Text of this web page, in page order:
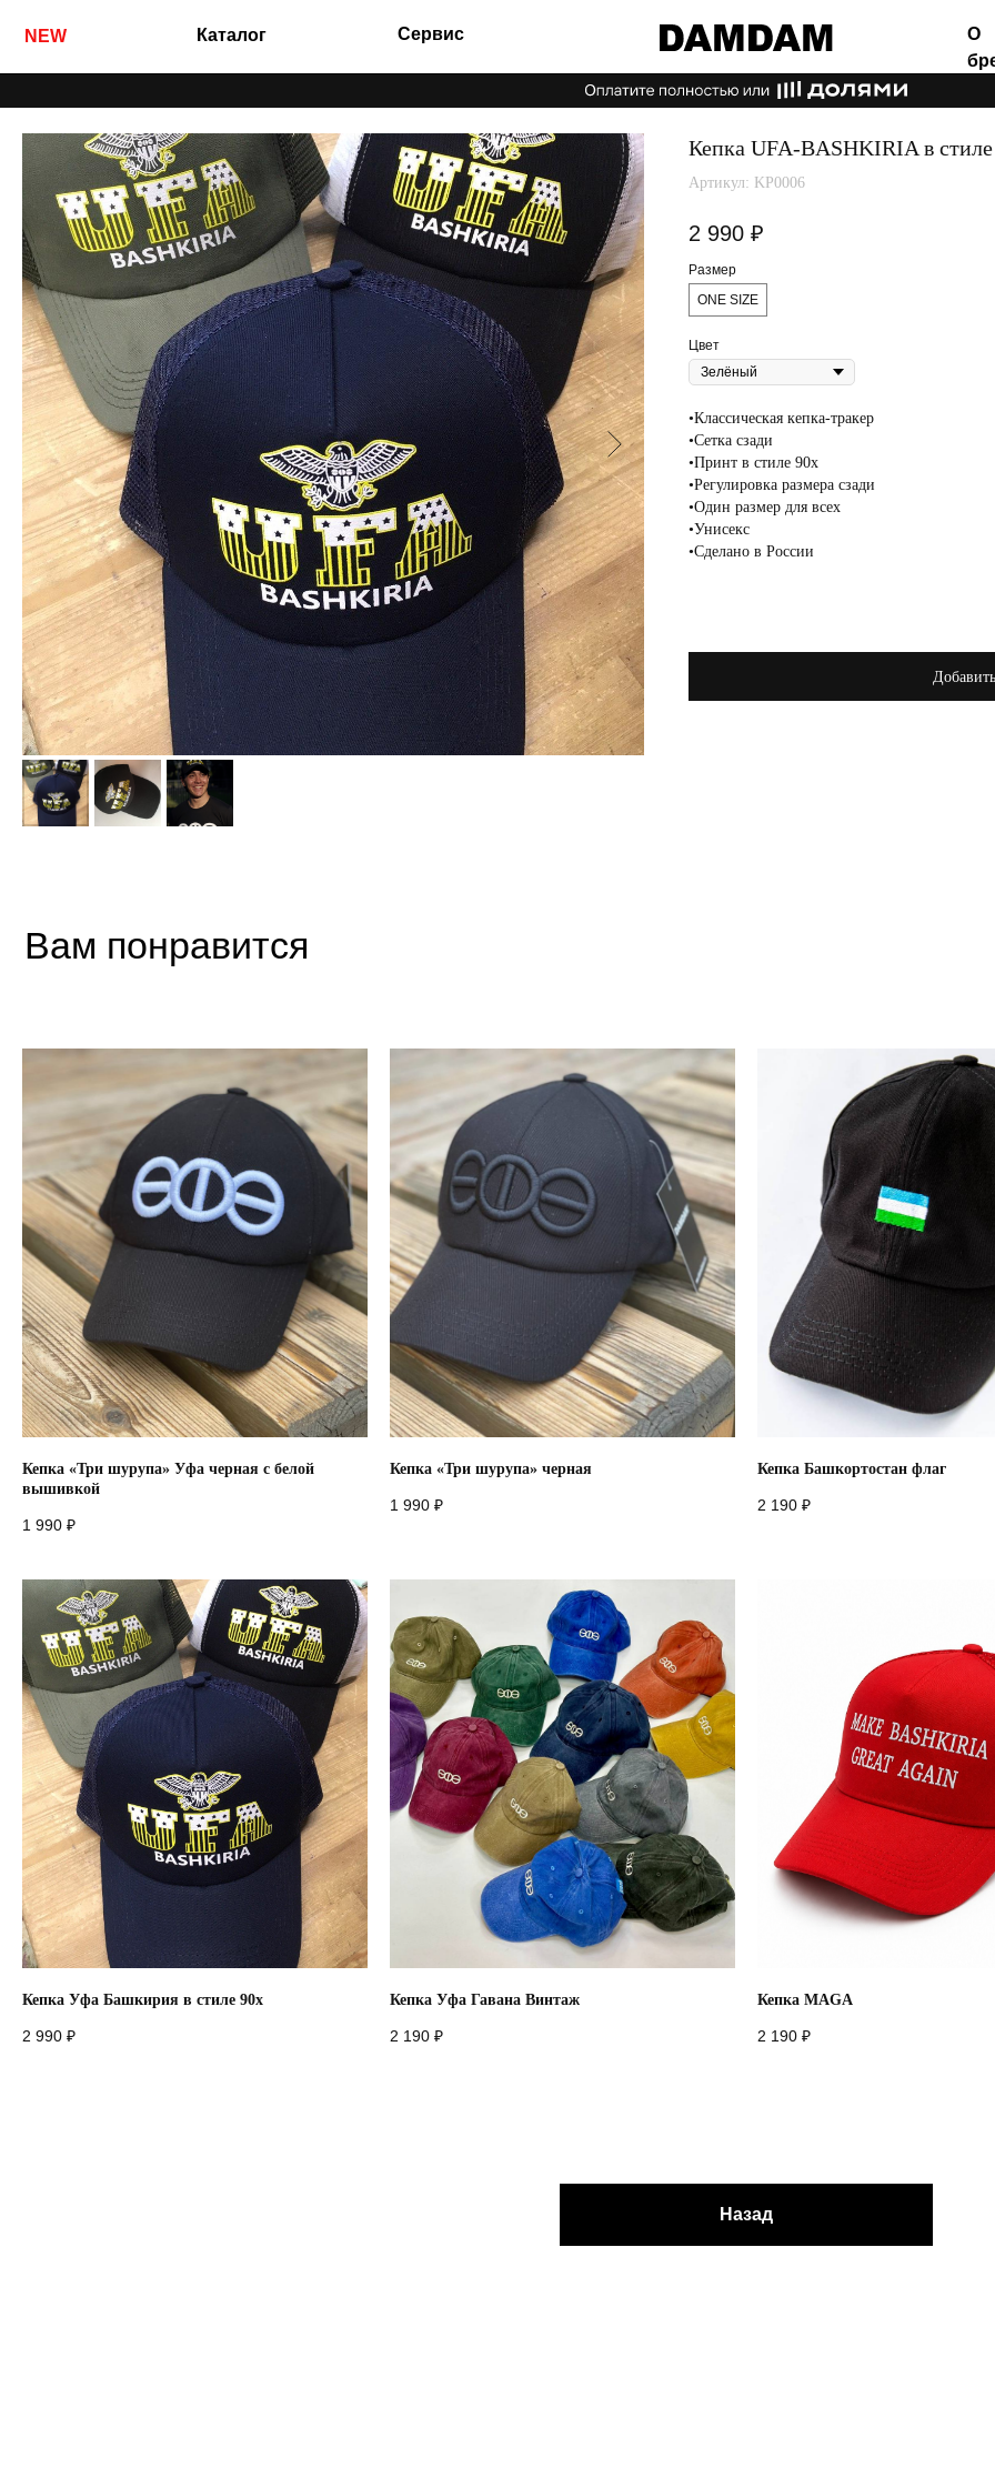
NEW Сервис
Каталог
Кепка UFA-BASHKIRIA в
Артикул: KP0006
2 990 ₽
Размер
ONE SIZE
Цвет
•Классическая кепка-тракер
•Сетка сзади
•Принт в стиле 90х
•Регулировка размера сзади
•Один размер для всех
•Унисекс
•Сделано в России
Кепка «Три шурупа» Уфа черная с белой
вышивкой
1 990 ₽
Кепка «Три шурупа» черная
1 990 ₽
Кепка Башкортостан флаг
2 190 ₽
Кепка Уфа Башкирия в стиле 90х
2 990 ₽
Кепка Уфа Гавана Винтаж
2 190 ₽
Кепка MAGA
2 190 ₽